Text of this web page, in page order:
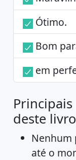
Ótimo.
Bom
em
deste livro
Nenhum
até o